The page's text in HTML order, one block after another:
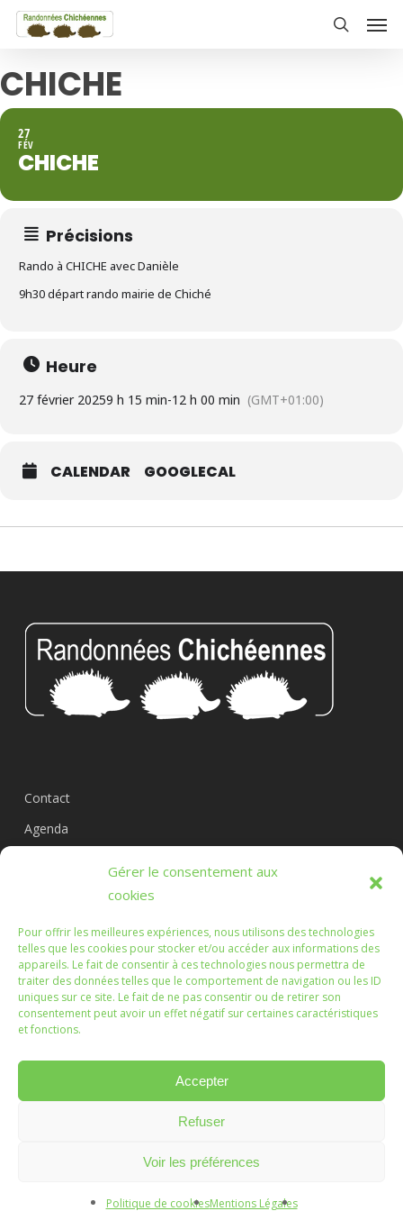
Gérer le consentement aux
cookies
Pour offrir les meilleures expériences, nous utilisons des technologies
telles que les cookies pour stocker et/ou accéder aux informations des
appareils. Le fait de consentir à ces technologies nous permettra de
traiter des données telles que le comportement de navigation ou les ID
uniques sur ce site. Le fait de ne pas consentir ou de retirer son
consentement peut avoir un effet négatif sur certaines caractéristiques
et fonctions.
Accepter
Refuser
Voir les préférences
Politique de cookiesMentions Légales
Skip
content
CHICHE
27
FÉV
CHICHE
Précisions
Rando à CHICHE avec Danièle
9h30 départ rando mairie de Chiché
Heure
27 février 20259 h 15 min-12 h 00 min (GMT+01:00)
CALENDAR GOOGLECAL
Contact
Agenda
Les Randonnées Chichéennes
Que les marches que vous ferez, ou que nous ferons
ensemble, soient l'occasion d'échanges enrichissants.
© 2026 Randonnées Chichéennes.Mentions légales